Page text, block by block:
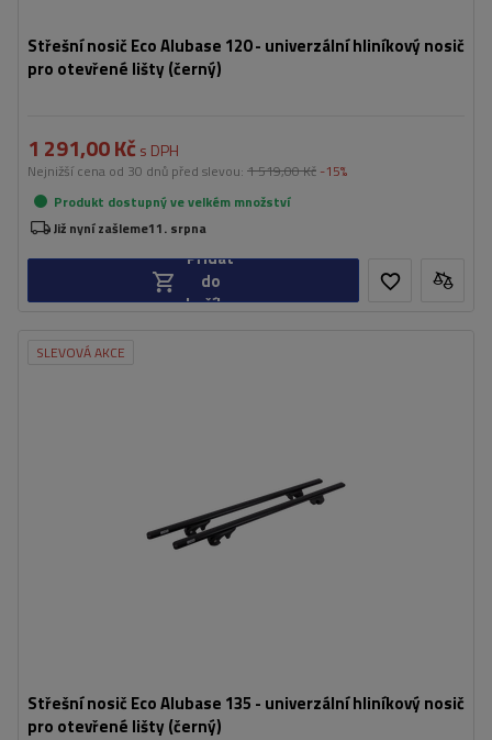
Střešní nosič Eco Alubase 120 - univerzální hliníkový nosič
pro otevřené lišty (černý)
1 291,00 Kč s DPH
Nejnižší cena od 30 dnů před slevou: 1 519,00 Kč -15%
Produkt dostupný ve velkém množství
Již nyní zašleme11. srpna
Přidat
do
košíku
SLEVOVÁ AKCE
Střešní nosič Eco Alubase 135 - univerzální hliníkový nosič
pro otevřené lišty (černý)